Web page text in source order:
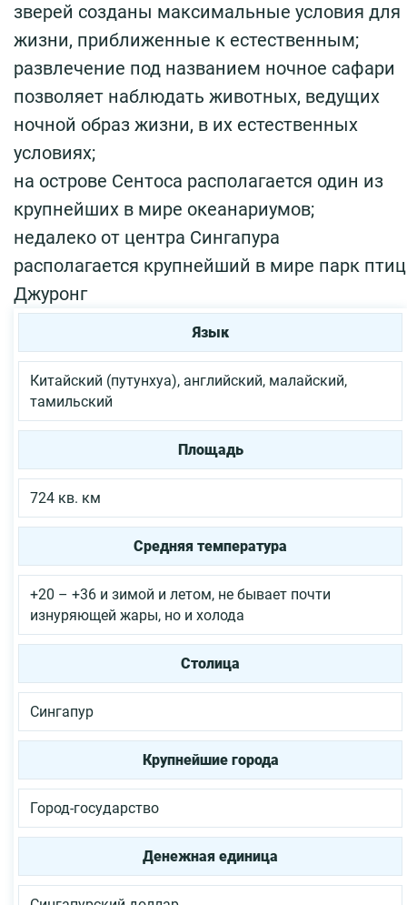
зверей созданы максимальные условия для
жизни, приближенные к естественным;
развлечение под названием ночное сафари
позволяет наблюдать животных, ведущих
ночной образ жизни, в их естественных
условиях;
на острове Сентоса располагается один из
крупнейших в мире океанариумов;
недалеко от центра Сингапура
располагается крупнейший в мире парк птиц
Джуронг
Язык
Китайский (путунхуа), английский, малайский,
тамильский
Площадь
724 кв. км
Средняя температура
+20 – +36 и зимой и летом, не бывает почти
изнуряющей жары, но и холода
Столица
Сингапур
Крупнейшие города
Город-государство
Денежная единица